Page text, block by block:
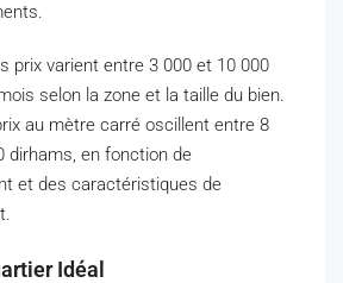
prix varient entre 3 000 et 10 000
selon la zone et la taille du bien.
au mètre carré oscillent entre 8
dirhams, en fonction de
et des caractéristiques de
Idéal